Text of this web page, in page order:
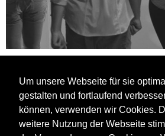
Um unsere Webseite für sie
gestalten und fortlaufend
können, verwenden wir Cookies.
weitere Nutzung der Webseite